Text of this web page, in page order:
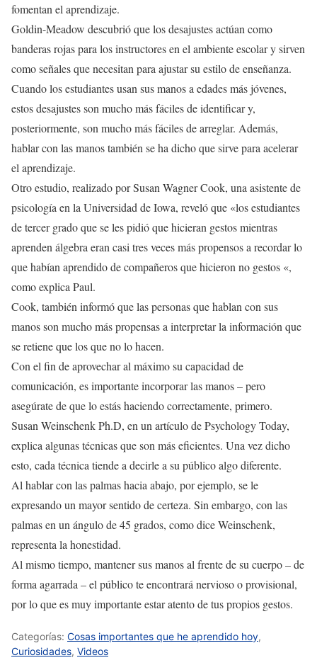
fomentan el aprendizaje.
Goldin-Meadow descubrió que los desajustes actúan como
banderas rojas para los instructores en el ambiente escolar y sirven
como señales que necesitan para ajustar su estilo de enseñanza.
Cuando los estudiantes usan sus manos a edades más jóvenes,
estos desajustes son mucho más fáciles de identificar y,
posteriormente, son mucho más fáciles de arreglar. Además,
hablar con las manos también se ha dicho que sirve para acelerar
el aprendizaje.
Otro estudio, realizado por Susan Wagner Cook, una asistente de
psicología en la Universidad de Iowa, reveló que «los estudiantes
de tercer grado que se les pidió que hicieran gestos mientras
aprenden álgebra eran casi tres veces más propensos a recordar lo
que habían aprendido de compañeros que hicieron no gestos «,
como explica Paul.
Cook, también informó que las personas que hablan con sus
manos son mucho más propensas a interpretar la información que
se retiene que los que no lo hacen.
Con el fin de aprovechar al máximo su capacidad de
comunicación, es importante incorporar las manos – pero
asegúrate de que lo estás haciendo correctamente, primero.
Susan Weinschenk Ph.D, en un artículo de Psychology Today,
explica algunas técnicas que son más eficientes. Una vez dicho
esto, cada técnica tiende a decirle a su público algo diferente.
Al hablar con las palmas hacia abajo, por ejemplo, se le
expresando un mayor sentido de certeza. Sin embargo, con las
palmas en un ángulo de 45 grados, como dice Weinschenk,
representa la honestidad.
Al mismo tiempo, mantener sus manos al frente de su cuerpo – de
forma agarrada – el público te encontrará nervioso o provisional,
por lo que es muy importante estar atento de tus propios gestos.
Categorías: Cosas importantes que he aprendido hoy,
Curiosidades, Videos